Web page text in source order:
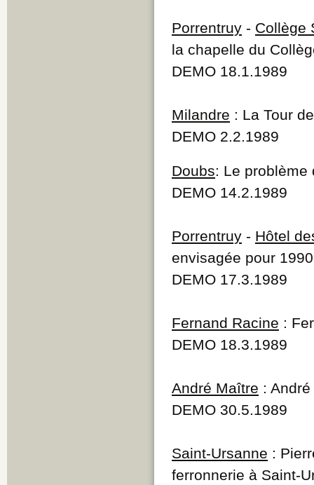
Porrentruy - Collège
la chapelle du
DEMO 18.1.1989
Milandre : La Tour
DEMO 2.2.1989
Doubs: Le problème
DEMO 14.2.1989
Porrentruy - Hôtel
envisagée pour 1990
DEMO 17.3.1989
Fernand Racine :
DEMO 18.3.1989
André Maître :
DEMO 30.5.1989
Saint-Ursanne :
ferronnerie à Saint-